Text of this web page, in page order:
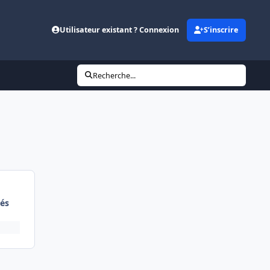
Utilisateur existant ? Connexion S’inscrire
Recherche...